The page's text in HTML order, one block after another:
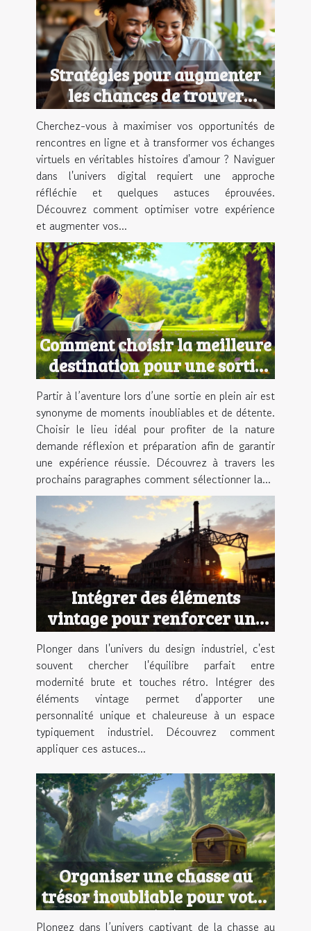
Stratégies pour augmenter
les chances de trouver
l'amour en ligne
Cherchez-vous à maximiser vos opportunités de
rencontres en ligne et à transformer vos échanges
virtuels en véritables histoires d'amour ? Naviguer
dans l'univers digital requiert une approche
réfléchie et quelques astuces éprouvées.
Découvrez comment optimiser votre expérience
et augmenter vos...
Comment choisir la meilleure
destination pour une sortie
en plein air ?
Partir à l’aventure lors d’une sortie en plein air est
synonyme de moments inoubliables et de détente.
Choisir le lieu idéal pour profiter de la nature
demande réflexion et préparation afin de garantir
une expérience réussie. Découvrez à travers les
prochains paragraphes comment sélectionner la...
Intégrer des éléments
vintage pour renforcer une
ambiance industrielle
Plonger dans l'univers du design industriel, c'est
souvent chercher l'équilibre parfait entre
modernité brute et touches rétro. Intégrer des
éléments vintage permet d'apporter une
personnalité unique et chaleureuse à un espace
typiquement industriel. Découvrez comment
appliquer ces astuces...
Organiser une chasse au
trésor inoubliable pour votre
prochain événement
Plongez dans l’univers captivant de la chasse au